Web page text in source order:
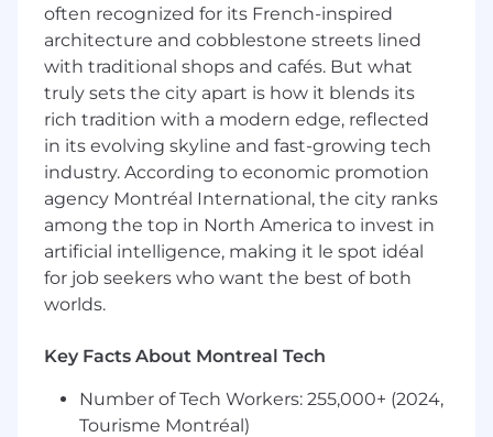
davantage sur
Votre expérience peut inclure:
5 à 7 ans d'expérience en contact avec la
clientèle dans le domaine de la réussite
client ou de la gestion de comptes.
Bilinguisme anglais/français obligatoire (Un
entretien en français aura lieu au cours du
processus de recrutement).
Solides bases en matière de réussite client,
notamment en stratégie de fidélisation, en
définition des attentes et en gestion
Communicateur clair et sør de lui, doté
en expression orale et en présentation ; à
l'aise pour interagir avec des intervenants
often recognized for its French-inspired
architecture and cobblestone streets lined
with traditional shops and cafés. But what
truly sets the city apart is how it blends its
rich tradition with a modern edge, reflected
in its evolving skyline and fast-growing tech
industry. According to economic promotion
agency Montréal International, the city ranks
among the top in North America to invest in
artificial intelligence, making it le spot idéal
for job seekers who want the best of both
worlds.
Key Facts About Montreal Tech
Number of Tech Workers: 255,000+ (2024,
Tourisme Montréal)